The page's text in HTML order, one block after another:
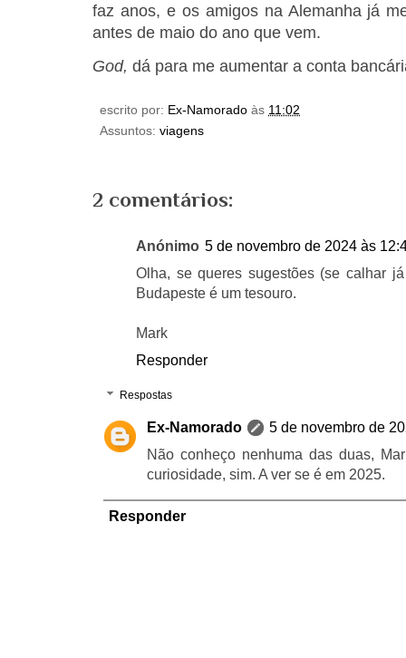
faz anos, e os amigos na Alemanha já
antes de maio do ano que vem.
God, dá para me aumentar a conta
escrito por: Ex-Namorado às 11:02
Assuntos: viagens
2 comentários:
Anónimo 5 de novembro de 2024 às
Olha, se queres sugestões (se calhar
Budapeste é um tesouro.
Mark
Responder
Respostas
Ex-Namorado
5 de novembro de
Não conheço nenhuma das duas,
curiosidade, sim. A ver se é em 2025.
Responder